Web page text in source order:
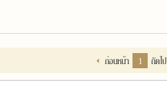
ก่อนหน้า 1 ถัดไป